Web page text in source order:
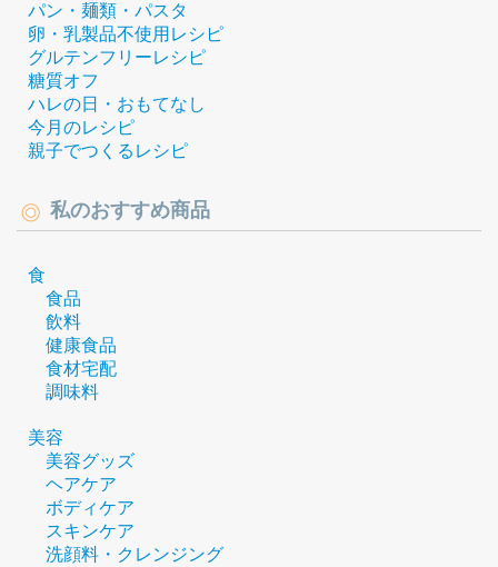
パン・麺類・パスタ
卵・乳製品不使用レシピ
グルテンフリーレシピ
糖質オフ
ハレの日・おもてなし
今月のレシピ
親子でつくるレシピ
私のおすすめ商品
食
食品
飲料
健康食品
食材宅配
調味料
美容
美容グッズ
ヘアケア
ボディケア
スキンケア
洗顔料・クレンジング